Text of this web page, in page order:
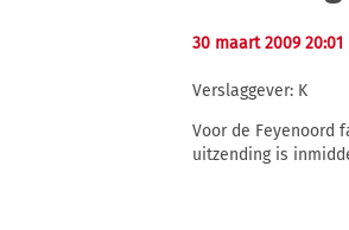
30 maart 2009 20:01
Verslaggever: K
Voor de Feyenoord
uitzending is